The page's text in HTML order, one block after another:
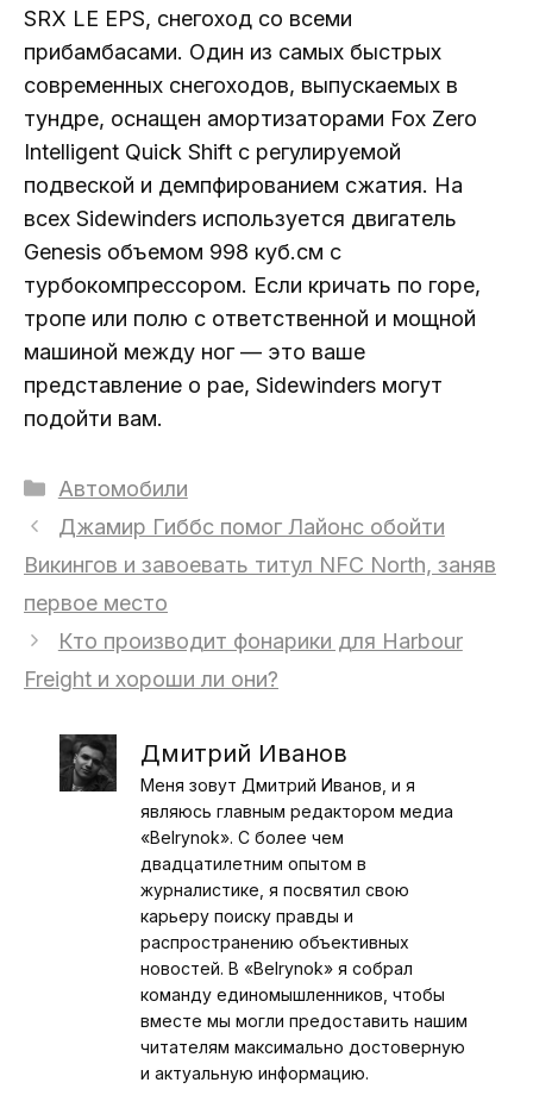
SRX LE EPS, снегоход со всеми
прибамбасами. Один из самых быстрых
современных снегоходов, выпускаемых в
тундре, оснащен амортизаторами Fox Zero
Intelligent Quick Shift с регулируемой
подвеской и демпфированием сжатия. На
всех Sidewinders используется двигатель
Genesis объемом 998 куб.см с
турбокомпрессором. Если кричать по горе,
тропе или полю с ответственной и мощной
машиной между ног — это ваше
представление о рае, Sidewinders могут
подойти вам.
Рубрики
Автомобили
Джамир Гиббс помог Лайонс обойти
Викингов и завоевать титул NFC North, заняв
первое место
Кто производит фонарики для Harbour
Freight и хороши ли они?
Дмитрий Иванов
Меня зовут Дмитрий Иванов, и я
являюсь главным редактором медиа
«Belrynok». С более чем
двадцатилетним опытом в
журналистике, я посвятил свою
карьеру поиску правды и
распространению объективных
новостей. В «Belrynok» я собрал
команду единомышленников, чтобы
вместе мы могли предоставить нашим
читателям максимально достоверную
и актуальную информацию.